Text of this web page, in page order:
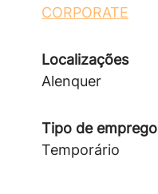
CORPORATE
Localizações
Alenquer
Tipo de emprego
Temporário